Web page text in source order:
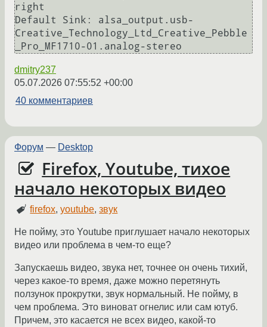
right
Default Sink: alsa_output.usb-
Creative_Technology_Ltd_Creative_Pebble
dmitry237
05.07.2026 07:55:52 +00:00
40 комментариев
Форум — Desktop
Firefox, Youtube, тихое
начало некоторых видео
firefox,youtube,звук
Не пойму, это Youtube приглушает начало некоторых
видео или проблема в чем-то еще?
Запускаешь видео, звука нет, точнее он очень тихий,
через какое-то время, даже можно перетянуть
ползунок прокрутки, звук нормальный. Не пойму, в
чем проблема. Это виноват огнелис или сам ютуб.
Причем, это касается не всех видео, какой-то